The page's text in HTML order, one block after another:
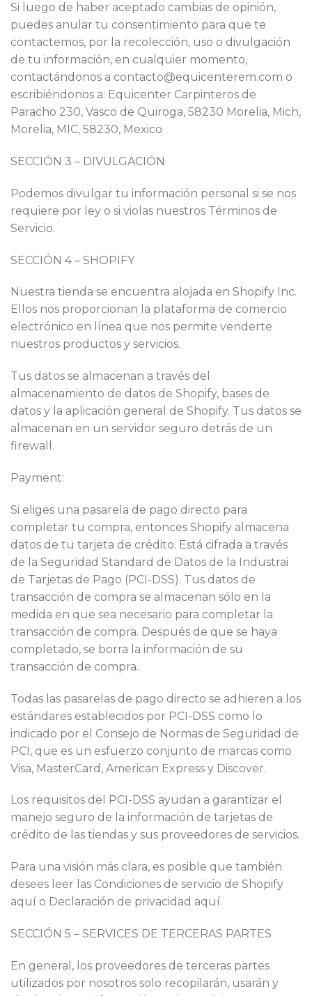
Si luego de haber aceptado cambias de opinión,
puedes anular tu consentimiento para que te
contactemos, por la recolección, uso o divulgación
de tu información, en cualquier momento,
contactándonos a contacto@equicenterem.com o
escribiéndonos a: Equicenter Carpinteros de
Paracho 230, Vasco de Quiroga, 58230 Morelia, Mich,
Morelia, MIC, 58230, Mexico
SECCIÓN 3 – DIVULGACIÓN
Podemos divulgar tu información personal si se nos
requiere por ley o si violas nuestros Términos de
Servicio.
SECCIÓN 4 – SHOPIFY
Nuestra tienda se encuentra alojada en Shopify Inc.
Ellos nos proporcionan la plataforma de comercio
electrónico en línea que nos permite venderte
nuestros productos y servicios.
Tus datos se almacenan a través del
almacenamiento de datos de Shopify, bases de
datos y la aplicación general de Shopify. Tus datos se
almacenan en un servidor seguro detrás de un
firewall.
Payment:
Si eliges una pasarela de pago directo para
completar tu compra, entonces Shopify almacena
datos de tu tarjeta de crédito. Está cifrada a través
de la Seguridad Standard de Datos de la Industrai
de Tarjetas de Pago (PCI-DSS). Tus datos de
transacción de compra se almacenan sólo en la
medida en que sea necesario para completar la
transacción de compra. Después de que se haya
completado, se borra la información de su
transacción de compra.
Todas las pasarelas de pago directo se adhieren a los
estándares establecidos por PCI-DSS como lo
indicado por el Consejo de Normas de Seguridad de
PCI, que es un esfuerzo conjunto de marcas como
Visa, MasterCard, American Express y Discover.
Los requisitos del PCI-DSS ayudan a garantizar el
manejo seguro de la información de tarjetas de
crédito de las tiendas y sus proveedores de servicios.
Para una visión más clara, es posible que también
desees leer las Condiciones de servicio de Shopify
aquí o Declaración de privacidad aquí.
SECCIÓN 5 – SERVICES DE TERCERAS PARTES
En general, los proveedores de terceras partes
utilizados por nosotros solo recopilarán, usarán y